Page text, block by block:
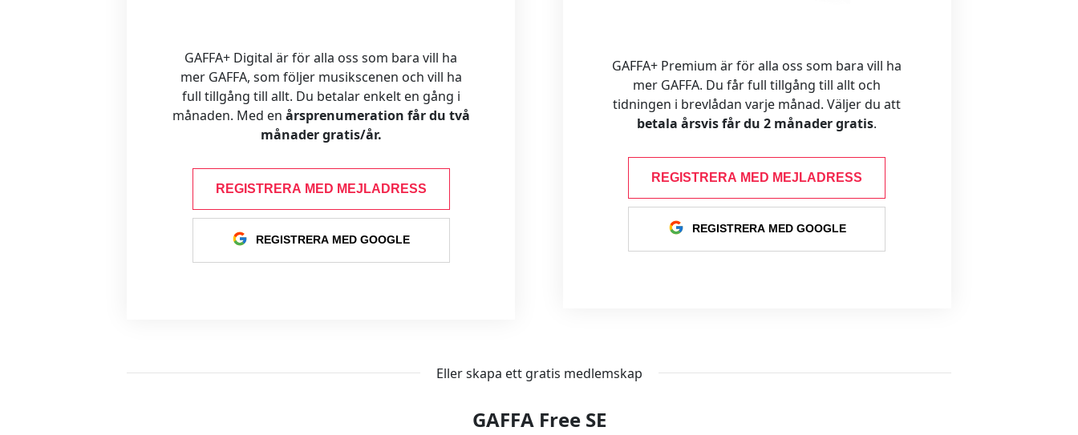
GAFFA+ Digital är för alla oss som bara vill ha
mer GAFFA, som följer musikscenen och vill ha
full tillgång till allt. Du betalar enkelt en gång i
månaden. Med en årsprenumeration får du två
månader gratis/år.
REGISTRERA MED MEJLADRESS
REGISTRERA MED GOOGLE
GAFFA+ Premium är för alla oss som bara vill ha
mer GAFFA. Du får full tillgång till allt och
tidningen i brevlådan varje månad. Väljer du att
betala årsvis får du 2 månader gratis.
REGISTRERA MED MEJLADRESS
REGISTRERA MED GOOGLE
Eller skapa ett gratis medlemskap
GAFFA Free SE